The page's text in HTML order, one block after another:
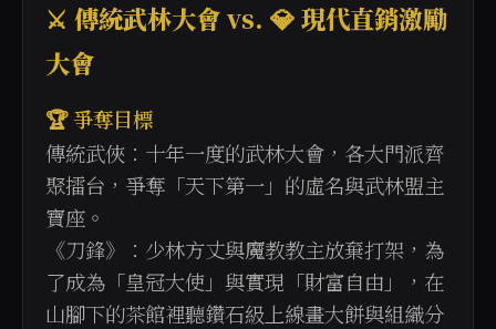
⚔️ 傳統武林大會 vs. 💎 現代直銷激勵
大會
🏆 爭奪目標
傳統武俠：十年一度的武林大會，各大門派齊
聚擂台，爭奪「天下第一」的虛名與武林盟主
寶座。
《刀鋒》：少林方丈與魔教教主放棄打架，為
了成為「皇冠大使」與實現「財富自由」，在
山腳下的茶館裡聽鑽石級上線畫大餅與組織分